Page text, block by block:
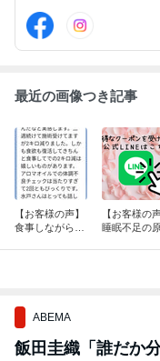
的。また指圧や整体と
マの力で自律神経・ホル
改善へ導きます。
最近の画像つき記事
【お客様の声】
食事しながら2
【お客様の声
睡眠不足の原
ABEMA
飯田圭織「誰だか